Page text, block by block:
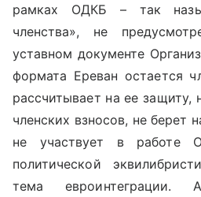
рамках ОДКБ – так
членства», не
уставном документе
формата Ереван остается
рассчитывает на ее защиту,
членских взносов, не берет
не участвует в работе
политической
тема евроинтеграции.